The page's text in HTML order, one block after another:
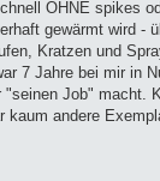
OHNE spikes
gewärmt wird -
Kratzen und
7 Jahre bei mir in
Job" macht.
kaum andere